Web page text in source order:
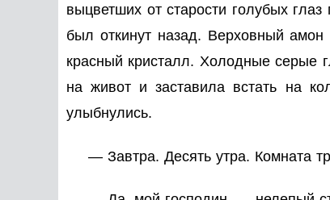
выцветших от старости голубых
был откинут назад. Верховный
красный кристалл. Холодные серые
на живот и заставила встать на
улыбнулись.
— Завтра. Десять утра. Комната